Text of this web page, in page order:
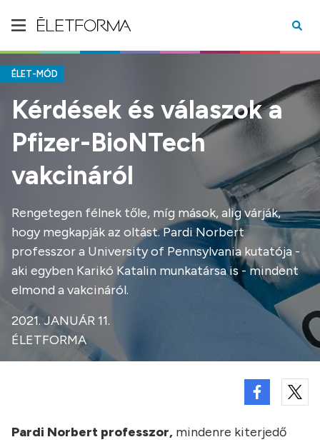
ÉLET-MÓD
Kérdések és válaszok a
Pfizer-BioNTech
vakcináról
Rengetegen félnek tőle, míg mások, alig várják,
hogy megkapják az oltást. Pardi Norbert
professzor a University of Pennsylvania kutatója -
aki egyben Karikó Katalin munkatársa is - mindent
elmond a vakcináról.
2021. JANUÁR 11.
ÉLETFORMA
Pardi Norbert professzor, mindenre kiterjedő